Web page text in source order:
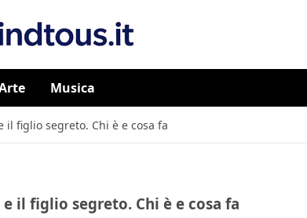
Musica
il figlio segreto. Chi è e cosa fa
e il figlio segreto. Chi è e cosa fa